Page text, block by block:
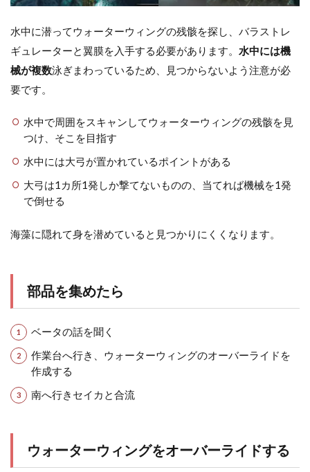
水中に潜ってウォーターウィングの残骸を探し、バラストレ
ギュレーターと翼膜を入手する必要があります。 水中には機
械が複数泳ぎまわっているため、見つからないよう注意が必
要です。
水中で周囲をスキャンしてウォーターウィングの残骸を見
つけ、そこを目指す
水中には大弓が置かれているポイントがある
大弓は1カ所1発しか撃てないものの、当てれば機械を1発
で倒せる
海藻に隠れて身を潜めていると見つかりにくくなります。
部品を集めたら
ベータの話を聞く
作業台へ行き、ウォーターウィングのオーバーライドを
作成する
南へ行きセイカと合流
ウォーターウィングをオーバーライドする